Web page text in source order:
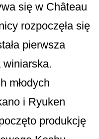
się w Château
rozpoczęła się
pierwsza
winiarska.
młodych
i Ryuken
produkcję